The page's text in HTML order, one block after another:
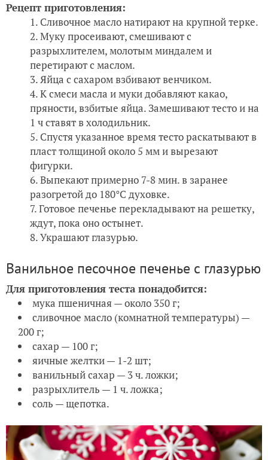
Рецепт приготовления:
Сливочное масло натирают на крупной терке.
Муку просеивают, смешивают с
разрыхлителем, молотым миндалем и
перетирают с маслом.
Яйца с сахаром взбивают венчиком.
К смеси масла и муки добавляют какао,
пряности, взбитые яйца. Замешивают тесто и на
1 ч ставят в холодильник.
Спустя указанное время тесто раскатывают в
пласт толщиной около 5 мм и вырезают
фигурки.
Выпекают примерно 7-8 мин. в заранее
разогретой до 180°C духовке.
Готовое печенье перекладывают на решетку,
ждут, пока оно остынет.
Украшают глазурью.
Ванильное песочное печенье с глазурью
Для приготовления теста понадобится:
мука пшеничная — около 350 г;
сливочное масло (комнатной температуры) —
200 г;
сахар — 100 г;
яичные желтки — 1-2 шт;
ванильный сахар — 3 ч. ложки;
разрыхлитель — 1 ч. ложка;
соль — щепотка.